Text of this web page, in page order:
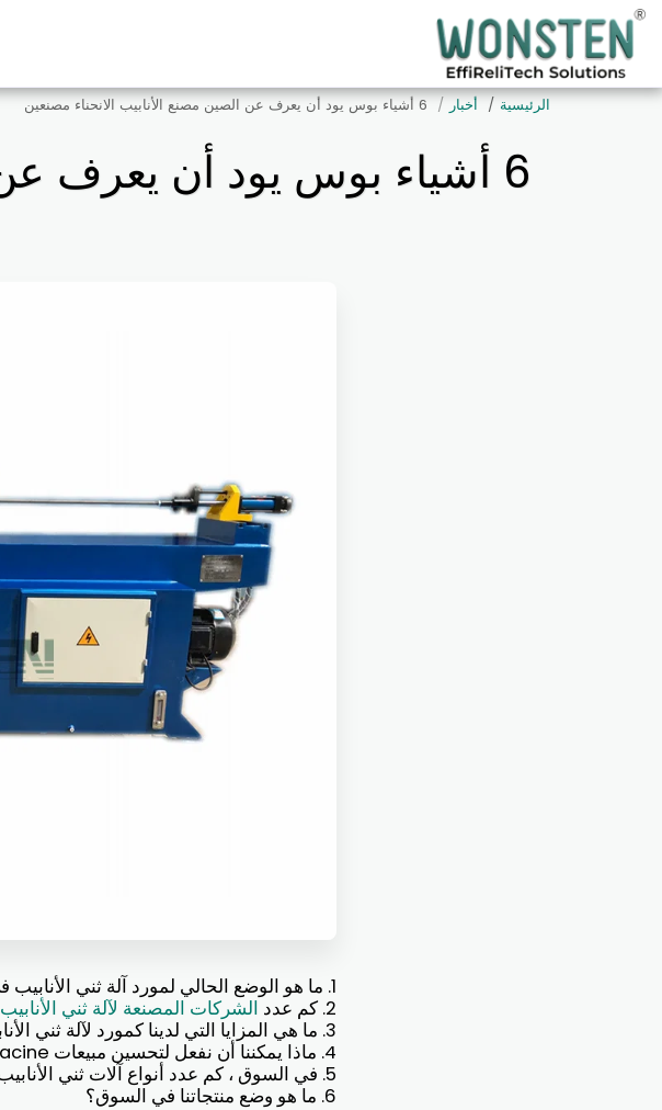
الرئيسية أخبار 6 أشياء بوس يود أن يعرف عن الصين مصنع الأنابيب الانحناء مصنعين
6 أشياء بوس يود أن يعرف عن الصين مصنع الأنابيب الانحناء مصنعين
1. ما هو الوضع الحالي لمورد آلة ثني الأنابيب في الصين؟
2. كم عدد
الشركات المصنعة لآلة ثني الأنابيب
3. ما هي المزايا التي لدينا كمورد لآلة ثني الأنابيب؟
4. ماذا يمكننا أن نفعل لتحسين مبيعات macine الانحناء الأنابيب؟
5. في السوق ، كم عدد أنواع آلات ثني الأنابيب للبيع؟
6. ما هو وضع منتجاتنا في السوق؟